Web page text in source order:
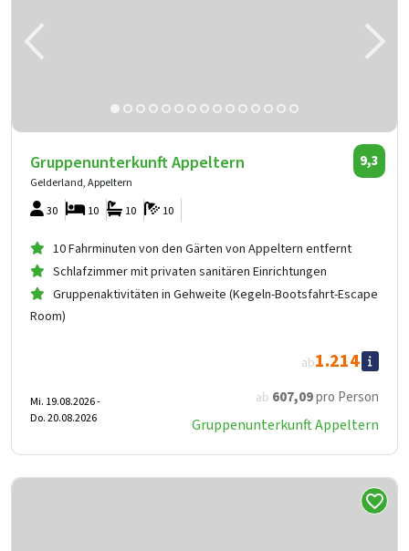
Gruppenunterkunft Appeltern
Gelderland, Appeltern
9,3
30 10
10
10
10 Fahrminuten von den Gärten von Appeltern entfernt
Schlafzimmer mit privaten sanitären Einrichtungen
Gruppenaktivitäten in Gehweite (Kegeln-Bootsfahrt-Escape
Room)
ab 607,09pro Person
ab1.214
Mi. 19.08.2026 -
Do. 20.08.2026
Gruppenunterkunft Appeltern